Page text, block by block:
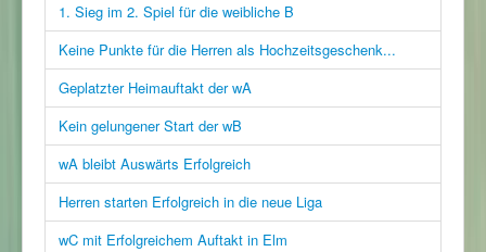
1. Sieg im 2. Spiel für die weibliche B
Keine Punkte für die Herren als Hochzeitsgeschenk...
Geplatzter Heimauftakt der wA
Kein gelungener Start der wB
wA bleibt Auswärts Erfolgreich
Herren starten Erfolgreich in die neue Liga
wC mit Erfolgreichem Auftakt in Elm